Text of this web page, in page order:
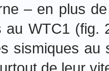
– en plus
au WTC1 (fig.
sismiques